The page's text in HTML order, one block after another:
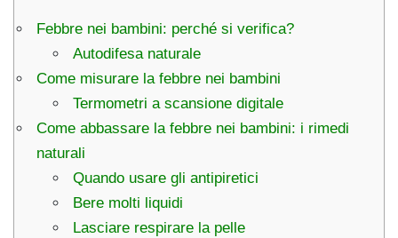
Febbre nei bambini: perché si verifica?
Autodifesa naturale
Come misurare la febbre nei bambini
Termometri a scansione digitale
Come abbassare la febbre nei bambini: i rimedi
naturali
Quando usare gli antipiretici
Bere molti liquidi
Lasciare respirare la pelle